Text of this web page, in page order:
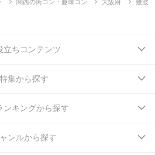
関西の街コン・趣味コン 大阪府 難波
立ちコンテンツ
特集から探す
ンキングから探す
ンルから探す